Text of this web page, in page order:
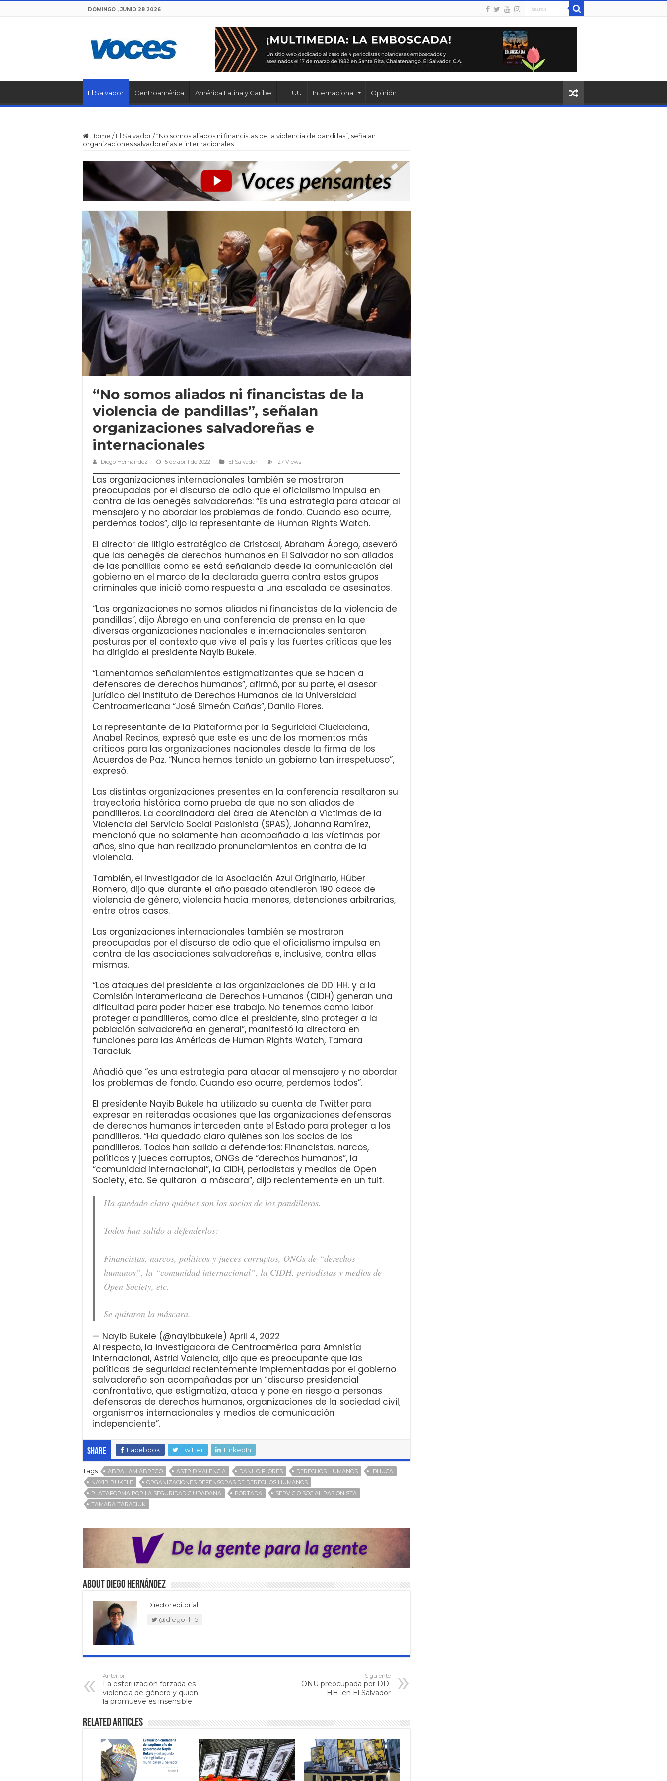
DOMINGO , JUNIO 28 2026
El Salvador Centroamérica América Latina y Caribe EE.UU Internacional Opinión
Home / El Salvador/“No somos aliados ni financistas de la violencia de pandillas”, señalan
organizaciones salvadoreñas e internacionales
“No somos aliados ni financistas de la
violencia de pandillas”, señalan
organizaciones salvadoreñas e
internacionales
Diego Hernández 5 de abril de 2022 El Salvador 127 Views
Las organizaciones internacionales también se mostraron
preocupadas por el discurso de odio que el oficialismo impulsa en
contra de las oenegés salvadoreñas: “Es una estrategia para atacar al
mensajero y no abordar los problemas de fondo. Cuando eso ocurre,
perdemos todos”, dijo la representante de Human Rights Watch.
El director de litigio estratégico de Cristosal, Abraham Ábrego, aseveró
que las oenegés de derechos humanos en El Salvador no son aliados
de las pandillas como se está señalando desde la comunicación del
gobierno en el marco de la declarada guerra contra estos grupos
criminales que inició como respuesta a una escalada de asesinatos.
“Las organizaciones no somos aliados ni financistas de la violencia de
pandillas”, dijo Ábrego en una conferencia de prensa en la que
diversas organizaciones nacionales e internacionales sentaron
posturas por el contexto que vive el país y las fuertes críticas que les
ha dirigido el presidente Nayib Bukele.
“Lamentamos señalamientos estigmatizantes que se hacen a
defensores de derechos humanos”, afirmó, por su parte, el asesor
jurídico del Instituto de Derechos Humanos de la Universidad
Centroamericana “José Simeón Cañas”, Danilo Flores.
La representante de la Plataforma por la Seguridad Ciudadana,
Anabel Recinos, expresó que este es uno de los momentos más
críticos para las organizaciones nacionales desde la firma de los
Acuerdos de Paz. “Nunca hemos tenido un gobierno tan irrespetuoso”,
expresó.
Las distintas organizaciones presentes en la conferencia resaltaron su
trayectoria histórica como prueba de que no son aliados de
pandilleros. La coordinadora del área de Atención a Víctimas de la
Violencia del Servicio Social Pasionista (SPAS), Johanna Ramírez,
mencionó que no solamente han acompañado a las víctimas por
años, sino que han realizado pronunciamientos en contra de la
violencia.
También, el investigador de la Asociación Azul Originario, Húber
Romero, dijo que durante el año pasado atendieron 190 casos de
violencia de género, violencia hacia menores, detenciones arbitrarias,
entre otros casos.
Las organizaciones internacionales también se mostraron
preocupadas por el discurso de odio que el oficialismo impulsa en
contra de las asociaciones salvadoreñas e, inclusive, contra ellas
mismas.
“Los ataques del presidente a las organizaciones de DD. HH. y a la
Comisión Interamericana de Derechos Humanos (CIDH) generan una
dificultad para poder hacer ese trabajo. No tenemos como labor
proteger a pandilleros, como dice el presidente, sino proteger a la
población salvadoreña en general”, manifestó la directora en
funciones para las Américas de Human Rights Watch, Tamara
Taraciuk.
Añadió que “es una estrategia para atacar al mensajero y no abordar
los problemas de fondo. Cuando eso ocurre, perdemos todos”.
El presidente Nayib Bukele ha utilizado su cuenta de Twitter para
expresar en reiteradas ocasiones que las organizaciones defensoras
de derechos humanos interceden ante el Estado para proteger a los
pandilleros. “Ha quedado claro quiénes son los socios de los
pandilleros. Todos han salido a defenderlos: Financistas, narcos,
políticos y jueces corruptos, ONGs de “derechos humanos”, la
“comunidad internacional”, la CIDH, periodistas y medios de Open
Society, etc. Se quitaron la máscara”, dijo recientemente en un tuit.
Ha quedado claro quiénes son los socios de los pandilleros.
Todos han salido a defenderlos:
Financistas, narcos, políticos y jueces corruptos, ONGs de “derechos
humanos”, la “comunidad internacional”, la CIDH, periodistas y medios de
Open Society, etc.
Se quitaron la máscara.
— Nayib Bukele (@nayibbukele) April 4, 2022
Al respecto, la investigadora de Centroamérica para Amnistía
Internacional, Astrid Valencia, dijo que es preocupante que las
políticas de seguridad recientemente implementadas por el gobierno
salvadoreño son acompañadas por un “discurso presidencial
confrontativo, que estigmatiza, ataca y pone en riesgo a personas
defensoras de derechos humanos, organizaciones de la sociedad civil,
organismos internacionales y medios de comunicación
independiente”.
Share Facebook Twitter LinkedIn
Tags ABRAHAM ÁBREGO ASTRID VALENCIA DANILO FLORES DERECHOS HUMANOS
IDHUCA
NAYIB BUKELE
ORGANIZACIONES DEFENSORAS DE DERECHOS HUMANOS
PLATAFORMA POR LA SEGURIDAD CIUDADANA
PORTADA
SERVICIO SOCIAL PASIONISTA
TAMARA TARACIUK
About Diego Hernández
Director editorial
@diego_h15
Anterior
La esterilización forzada es
violencia de género y quien
la promueve es insensible
Siguiente
ONU preocupada por DD.
HH. en El Salvador
Related Articles